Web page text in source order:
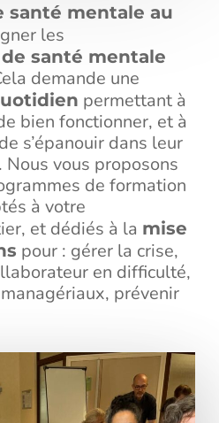
santé mentale au
les
santé mentale
demande une
permettant à
bien fonctionner, et à
s’épanouir dans leur
vous proposons
de formation
à votre
et dédiés à la mise
pour : gérer la crise,
en difficulté,
prévenir